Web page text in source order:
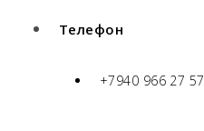
Телефон
+7940 966 27 57